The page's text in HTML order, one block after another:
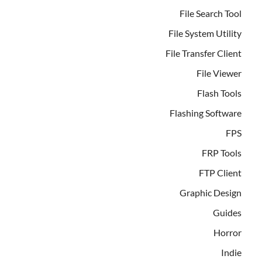
File Search Tool
File System Utility
File Transfer Client
File Viewer
Flash Tools
Flashing Software
FPS
FRP Tools
FTP Client
Graphic Design
Guides
Horror
Indie